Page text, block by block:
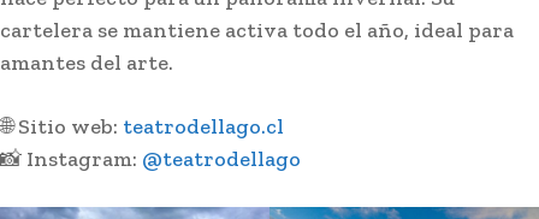
cartelera se mantiene activa todo el año, ideal para
amantes del arte.
🌐 Sitio web: teatrodellago.cl
📸 Instagram: @teatrodellago